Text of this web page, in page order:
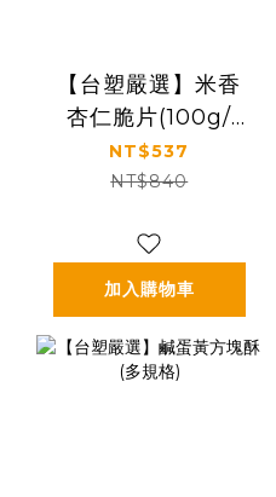
【台塑嚴選】米香
杏仁脆片(100g/
包)*3包
NT$537
NT$840
加入購物車